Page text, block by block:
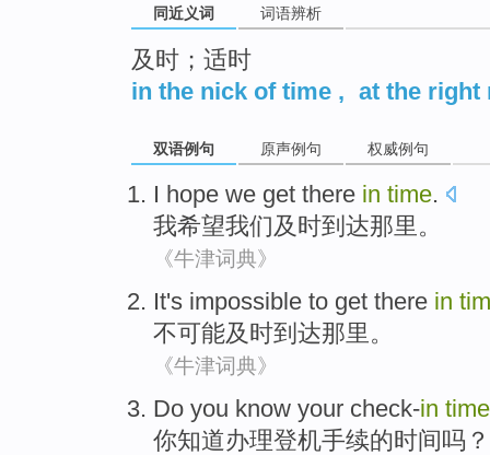
同近义词 词语辨析
及时；适时
in the nick of time , at the right
双语例句 原声例句 权威例句
I hope we get there in time.
我希望我们及时到达那里 。
《牛津词典》
It's impossible to get there in
不可能及时到达那里 。
《牛津词典》
Do you know your check-in time
你知道办理登机手续的时间吗？